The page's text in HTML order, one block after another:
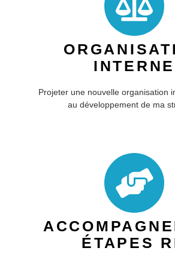
INTERNE
Projeter une nouvelle organisation
au développement de ma
ÉTAPES